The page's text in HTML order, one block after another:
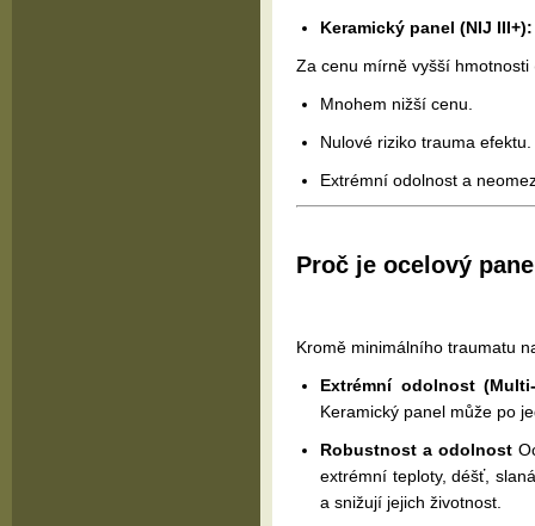
Keramický panel (NIJ III+):
Za cenu mírně vyšší
Mnohem nižší cenu.
Nulové riziko trauma efektu.
Extrémní odolnost a
Proč je ocelový
Kromě minimálního traumatu
Extrémní odolnost
Keramický panel může po
Robustnost a odolnost
extrémní teploty, déšť,
a snižují jejich životnost.